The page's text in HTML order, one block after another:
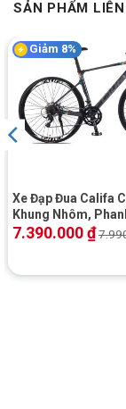
đẹp, không
đồng (thông tin
Giá Kho tậu ngay
bạn nhé!
Giảm 11%
Xe Đạp Thể
SẢN PHẨM LIÊN
Giảm 8%
Xe Đạp Đua Califa
Khung Nhôm,
7.390.000₫